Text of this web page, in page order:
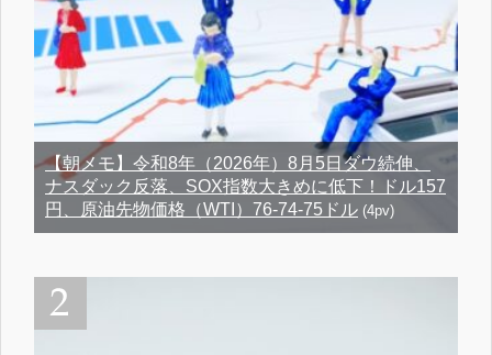
【朝メモ】令和8年（2026年）8月5日ダウ続伸、
ナスダック反落、SOX指数大きめに低下！ドル157
円、原油先物価格（WTI）76-74-75ドル (4pv)